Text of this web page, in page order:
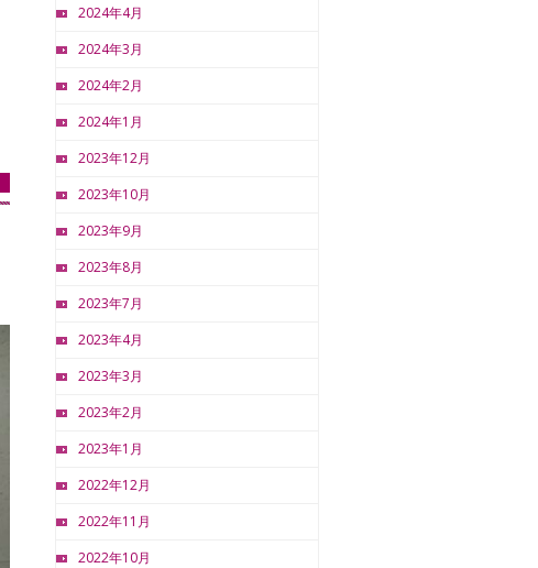
2024年4月
2024年3月
2024年2月
2024年1月
2023年12月
2023年10月
2023年9月
2023年8月
2023年7月
2023年4月
2023年3月
2023年2月
2023年1月
2022年12月
2022年11月
2022年10月